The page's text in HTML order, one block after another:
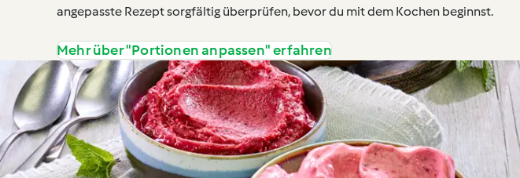
angepasste Rezept sorgfältig überprüfen, bevor du mit dem Kochen beginnst.
Mehr über "Portionen anpassen" erfahren